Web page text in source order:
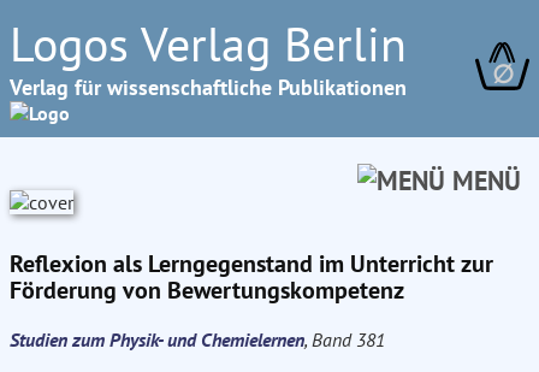
Logos Verlag Berlin
Verlag für wissenschaftliche Publikationen ∅
MENÜ
Reflexion als Lerngegenstand im Unterricht zur
Förderung von Bewertungskompetenz
Studien zum Physik- und Chemielernen, Band 381